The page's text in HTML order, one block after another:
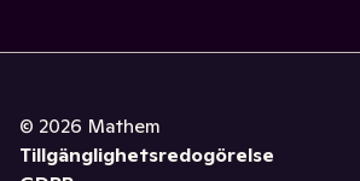
© 2026 Mathem
Tillgänglighetsredogörelse